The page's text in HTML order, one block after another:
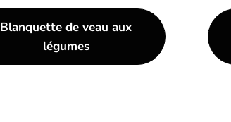
Blanquette de veau aux
légumes